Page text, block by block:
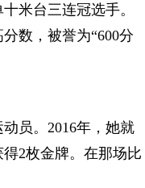
米台三连冠选手。
数，被誉为“600分
员。2016年，她就
2枚金牌。在那场比